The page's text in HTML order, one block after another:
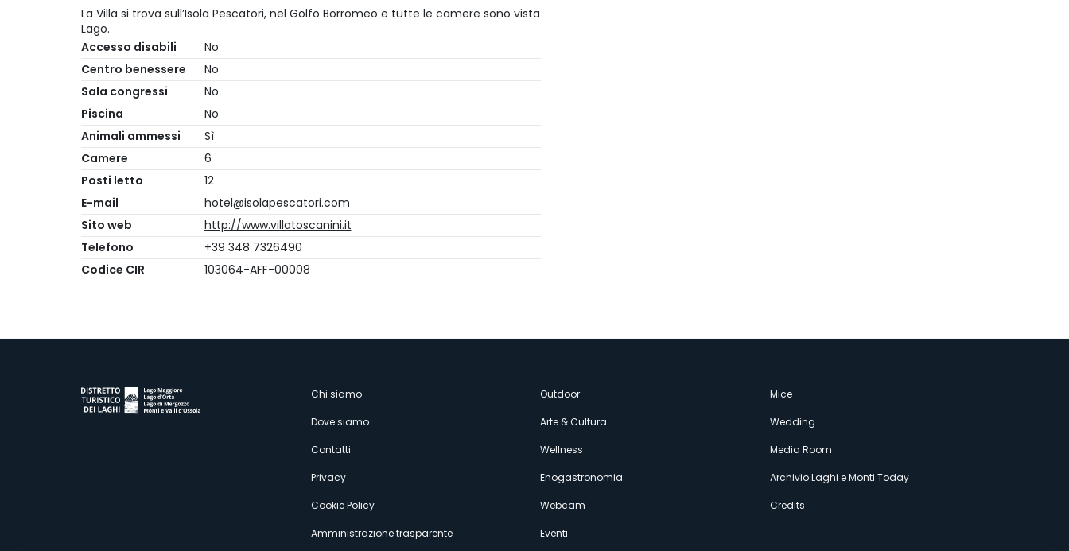
La Villa si trova sull’Isola Pescatori, nel Golfo Borromeo e tutte le camere sono vista
Lago.
Accesso disabili
No
Centro benessere
No
Sala congressi
No
Piscina
No
Animali ammessi
Sì
Camere
6
Posti letto
12
E-mail
hotel@isolapescatori.com
Sito web
http://www.villatoscanini.it
Telefono
+39 348 7326490
Codice CIR
103064-AFF-00008
Menù
secondario
Chi siamo
Dove siamo
Contatti
Privacy
Cookie Policy
Amministrazione trasparente
Outdoor
Arte & Cultura
Wellness
Enogastronomia
Webcam
Eventi
Mice
Wedding
Media Room
Archivio Laghi e Monti Today
Credits